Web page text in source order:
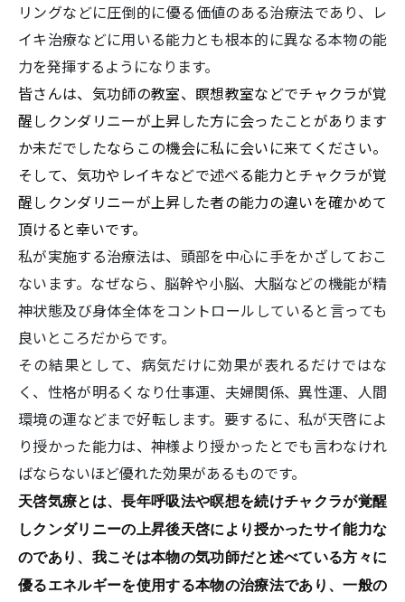
リングなどに圧倒的に優る価値のある治療法であり、レ
イキ治療などに用いる能力とも根本的に異なる本物の能
力を発揮するようになります。
皆さんは、気功師の教室、瞑想教室などでチャクラが覚
醒しクンダリニーが上昇した方に会ったことがあります
か未だでしたならこの機会に私に会いに来てください。
そして、気功やレイキなどで述べる能力とチャクラが覚
醒しクンダリニーが上昇した者の能力の違いを確かめて
頂けると幸いです。
私が実施する治療法は、頭部を中心に手をかざしておこ
ないます。なぜなら、脳幹や小脳、大脳などの機能が精
神状態及び身体全体をコントロールしていると言っても
良いところだからです。
その結果として、病気だけに効果が表れるだけではな
く、性格が明るくなり仕事運、夫婦関係、異性運、人間
環境の運などまで好転します。要するに、私が天啓によ
り授かった能力は、神様より授かったとでも言わなけれ
ばならないほど優れた効果があるものです。
天啓気療とは、長年呼吸法や瞑想を続けチャクラが覚醒
しクンダリニーの上昇後天啓により授かったサイ能力な
のであり、我こそは本物の気功師だと述べている方々に
優るエネルギーを使用する本物の治療法であり、一般の